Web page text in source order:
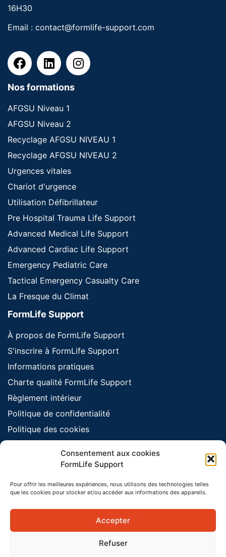
Consentement aux cookies
FormLife Support
Pour offrir les meilleures expériences, nous utilisons des technologies telles
que les cookies pour stocker et/ou accéder aux informations des appareils.
Accepter
Refuser
16H30
Email : contact@formlife-support.com
Nos formations
AFGSU Niveau 1
AFGSU Niveau 2
Recyclage AFGSU NIVEAU 1
Recyclage AFGSU NIVEAU 2
Urgences vitales
Chariot d'urgence
Utilisation Défibrillateur
Pre Hospital Trauma Life Support
Advanced Medical Life Support
Advanced Cardiac Life Support
Emergency Pediatric Care
Tactical Emergency Casualty Care
La Fresque du Climat
FormLife Support
À propos de FormLife Support
S'inscrire à FormLife Support
Informations pratiques
Charte qualité FormLife Support
Règlement intérieur
Politique de confidentialité
Politique des cookies